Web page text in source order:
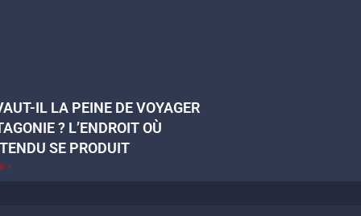
IL LA PEINE DE VOYAGER
? L’ENDROIT OÙ
SE PRODUIT
»